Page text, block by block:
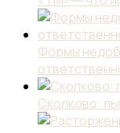
Формы
Сколково: